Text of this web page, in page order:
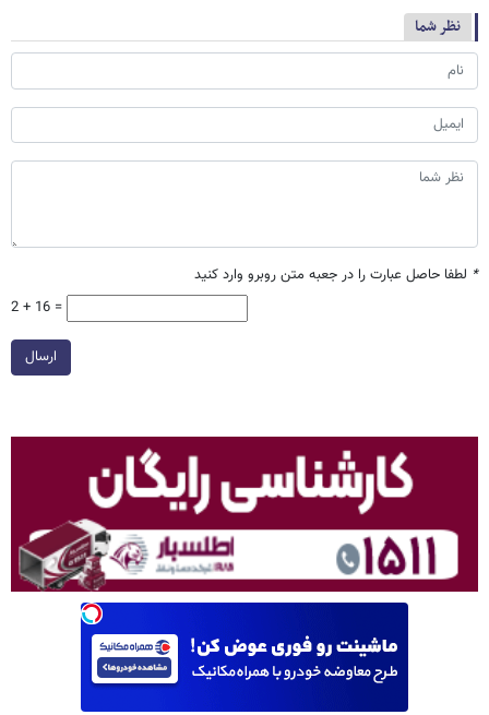
نظر شما
* لطفا حاصل عبارت را در جعبه متن روبرو وارد کنید
2 + 16 =
ارسال